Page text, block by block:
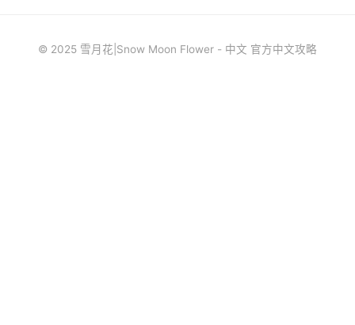
© 2025 雪月花|Snow Moon Flower - 中文 官方中文攻略